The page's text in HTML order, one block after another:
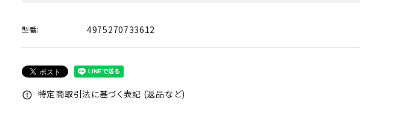
型番: 4975270733612
error_outline 特定商取引法に基づく表記 (返品など)